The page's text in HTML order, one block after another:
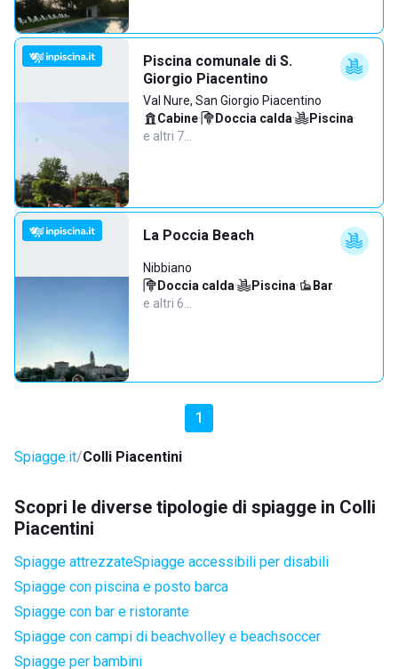
Piscina comunale di S.
Giorgio Piacentino
Val Nure, San Giorgio Piacentino
Cabine· Doccia calda· Piscina·
e altri 7…
La Poccia Beach
Nibbiano
Doccia calda· Piscina· Bar·
e altri 6…
1
Spiagge.it Colli Piacentini
Scopri le diverse tipologie di spiagge in Colli
Piacentini
Spiagge attrezzateSpiagge accessibili per disabili
Spiagge con piscina e posto barca
Spiagge con bar e ristorante
Spiagge con campi di beachvolley e beachsoccer
Spiagge per bambini